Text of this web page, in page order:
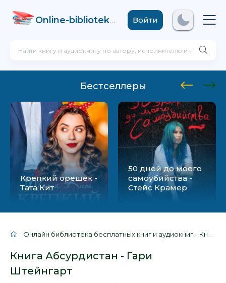
Online-biblioteka .comВойти
Бестселлеры
Крепкий орешек -
Тата Кит
50 дней до моего
самоубийства -
Стейс Крамер
Онлайн библиотека бесплатных книг и аудиокниг » Книги
Книга Абсурдистан - Гари
Штейнгарт